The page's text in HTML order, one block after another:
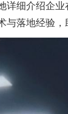
细介绍企
落地经验，